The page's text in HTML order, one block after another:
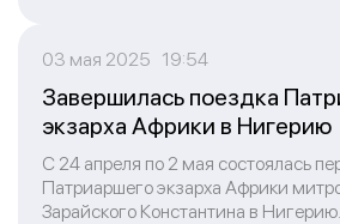
03 мая 2025 19:54
Завершилась поездка
экзарха Африки в Нигерию
С 24 апреля по 2 мая состоялась
Патриаршего экзарха Африки
Зарайского Константина в Нигерию.